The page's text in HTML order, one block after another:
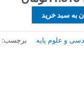
به سبد خرید
و علوم پایه برچسب: